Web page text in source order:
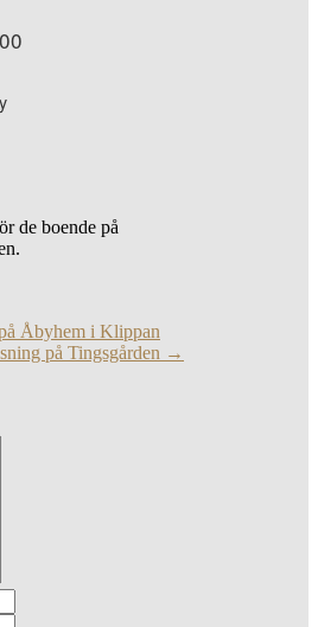
de boende på
Åbyhem i Klippan
på Tingsgården →